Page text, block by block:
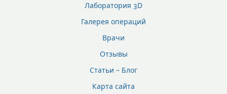
Лаборатория 3D
Галерея операций
Врачи
Отзывы
Статьи – Блог
Карта сайта